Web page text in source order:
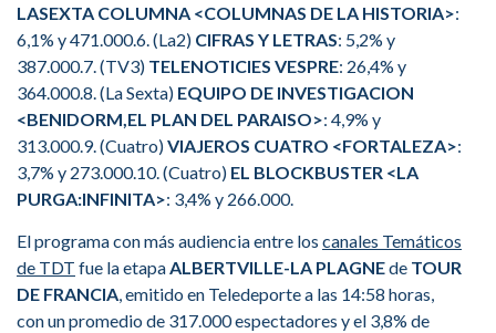
LASEXTA COLUMNA <COLUMNAS DE LA HISTORIA>:
6,1% y 471.000.6. (La2) CIFRAS Y LETRAS: 5,2% y
387.000.7. (TV3) TELENOTICIES VESPRE: 26,4% y
364.000.8. (La Sexta) EQUIPO DE INVESTIGACION
<BENIDORM,EL PLAN DEL PARAISO>: 4,9% y
313.000.9. (Cuatro)VIAJEROS CUATRO <FORTALEZA>:
3,7% y 273.000.10. (Cuatro) EL BLOCKBUSTER <LA
PURGA:INFINITA>: 3,4% y 266.000.
El programa con más audiencia entre los canales Temáticos
de TDT fue la etapaALBERTVILLE-LA PLAGNEde TOUR
DE FRANCIA, emitido en Teledeporte a las 14:58 horas,
con un promedio de 317.000 espectadores y el 3,8% de